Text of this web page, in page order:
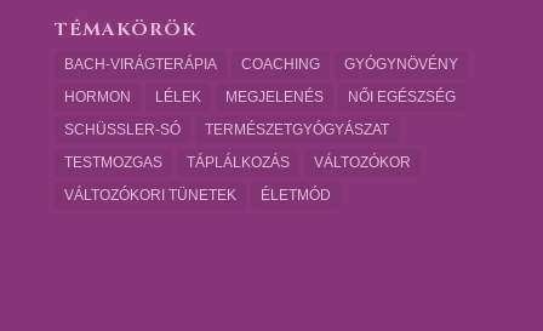
TÉMAKÖRÖK
BACH-VIRÁGTERÁPIA COACHING
GYÓGYNÖVÉNY
HORMON
LÉLEK MEGJELENÉS
NŐI EGÉSZSÉG
SCHÜSSLER-SÓ
TERMÉSZETGYÓGYÁSZAT
TESTMOZGAS
TÁPLÁLKOZÁS
VÁLTOZÓKOR
VÁLTOZÓKORI TÜNETEK
ÉLETMÓD